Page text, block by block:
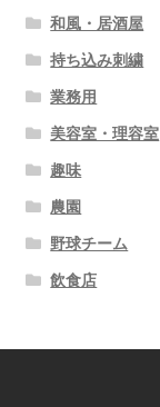
和風・居酒屋
持ち込み刺繍
業務用
美容室・理容室
趣味
農園
野球チーム
飲食店